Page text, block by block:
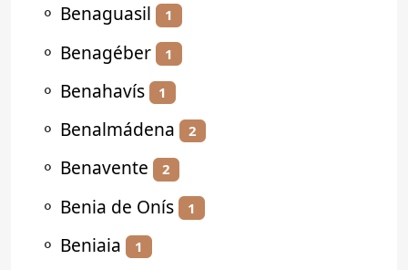
⚬ Benaguasil 1
⚬ Benagéber 1
⚬ Benahavís 1
⚬ Benalmádena 2
⚬ Benavente 2
⚬ Benia de Onís 1
⚬ Beniaia 1